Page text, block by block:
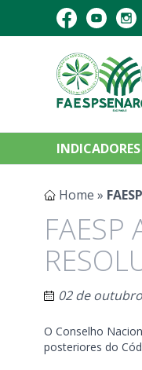
INDICADORES
Home »
FAESP
02 de
O Conselho
posteriores do